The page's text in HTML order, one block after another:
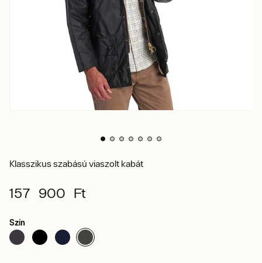
Klasszikus szabású viaszolt kabát
157 900 Ft
Szín